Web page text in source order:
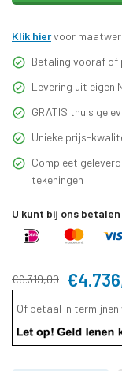
Klik hiervoor
Betaling vooraf of
Levering uit eigen
GRATIS thuis
Unieke prijs-
Compleet
tekeningen
U kunt bij ons
€6.319,00
Of betaal in